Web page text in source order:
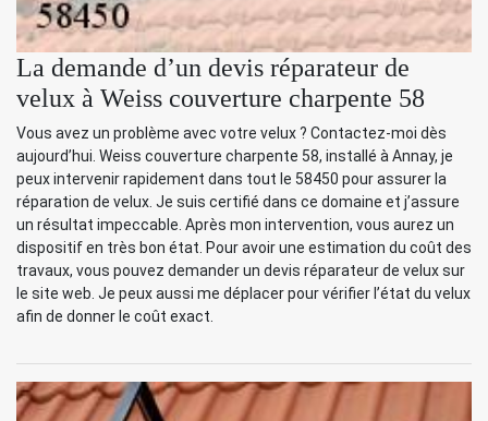
La demande d’un devis réparateur de
velux à Weiss couverture charpente 58
Vous avez un problème avec votre velux ? Contactez-moi dès
aujourd’hui. Weiss couverture charpente 58, installé à Annay, je
peux intervenir rapidement dans tout le 58450 pour assurer la
réparation de velux. Je suis certifié dans ce domaine et j’assure
un résultat impeccable. Après mon intervention, vous aurez un
dispositif en très bon état. Pour avoir une estimation du coût des
travaux, vous pouvez demander un devis réparateur de velux sur
le site web. Je peux aussi me déplacer pour vérifier l’état du velux
afin de donner le coût exact.